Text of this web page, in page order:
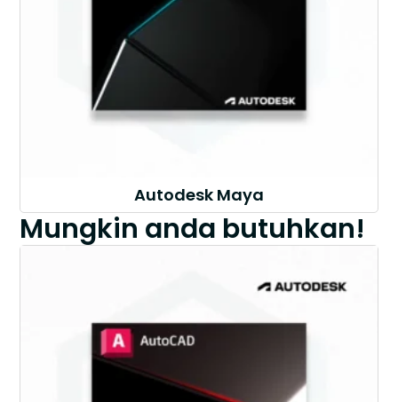
Autodesk Maya
Mungkin anda butuhkan!